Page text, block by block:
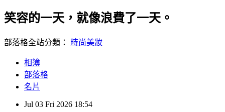
笑容的一天，就像浪費了一天。
部落格全站分類： 時尚美妝
相簿
部落格
名片
Jul 03 Fri 2026 18:54